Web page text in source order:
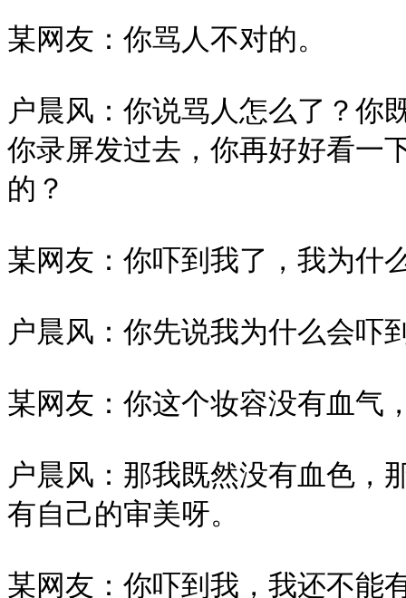
某网友：你骂人不对的。
户晨风：你说骂人怎么了？你
你录屏发过去，你再好好看一
的？
某网友：你吓到我了，我为什
户晨风：你先说我为什么会吓
某网友：你这个妆容没有血气
户晨风：那我既然没有血色，
有自己的审美呀。
某网友：你吓到我，我还不能